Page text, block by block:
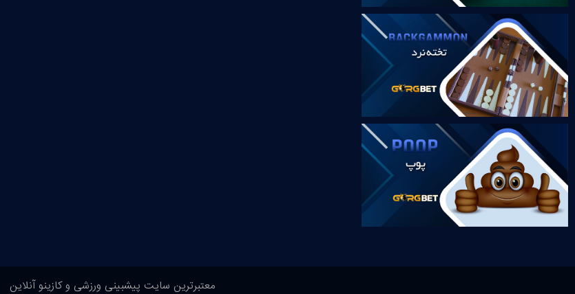
معتبرترین سایت پیشبینی ورزشی و کازینو آنلاین